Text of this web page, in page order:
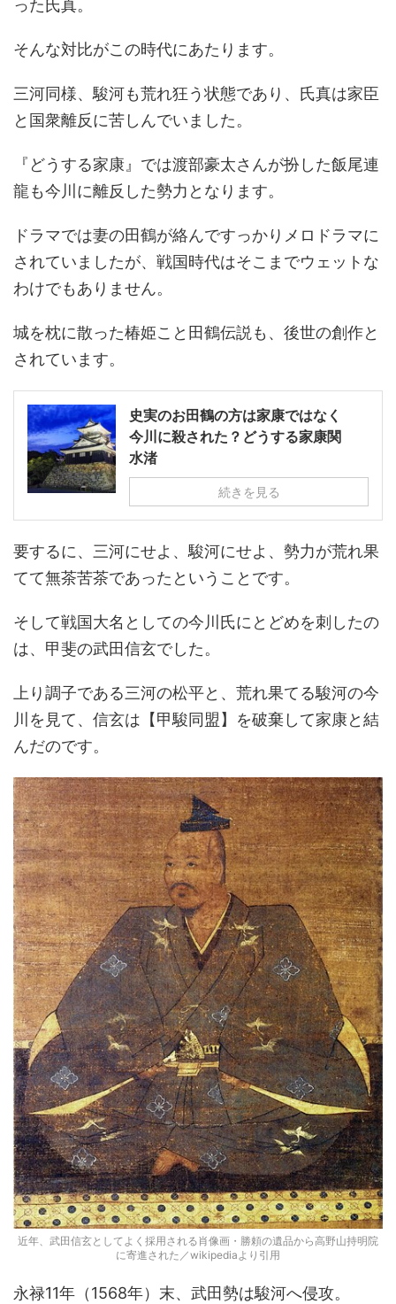
った氏真。
そんな対比がこの時代にあたります。
三河同様、駿河も荒れ狂う状態であり、氏真は家臣
と国衆離反に苦しんでいました。
『どうする家康』では渡部豪太さんが扮した飯尾連
龍も今川に離反した勢力となります。
ドラマでは妻の田鶴が絡んですっかりメロドラマに
されていましたが、戦国時代はそこまでウェットな
わけでもありません。
城を枕に散った椿姫こと田鶴伝説も、後世の創作と
されています。
史実のお田鶴の方は家康ではなく
今川に殺された？どうする家康関
水渚
続きを見る
要するに、三河にせよ、駿河にせよ、勢力が荒れ果
てて無茶苦茶であったということです。
そして戦国大名としての今川氏にとどめを刺したの
は、甲斐の武田信玄でした。
上り調子である三河の松平と、荒れ果てる駿河の今
川を見て、信玄は【甲駿同盟】を破棄して家康と結
んだのです。
近年、武田信玄としてよく採用される肖像画・勝頼の遺品から高野山持明院
に寄進された／wikipediaより引用
永禄11年（1568年）末、武田勢は駿河へ侵攻。